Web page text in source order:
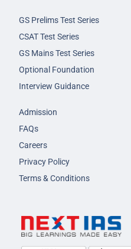
GS Prelims Test Series
CSAT Test Series
GS Mains Test Series
Optional Foundation
Interview Guidance
Admission
FAQs
Careers
Privacy Policy
Terms & Conditions